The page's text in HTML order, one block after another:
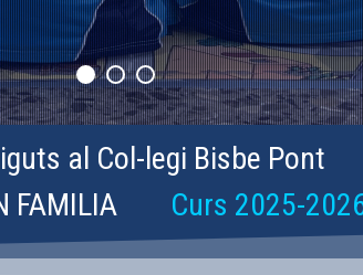
al Col-legi Bisbe Pont
FAMILIA Curs 2025-